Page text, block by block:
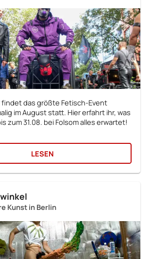
findet das größte Fetisch-Event
im August statt. Hier erfahrt ihr, was
zum 31.08. bei Folsom alles erwartet!
LESEN
Kunst in Berlin